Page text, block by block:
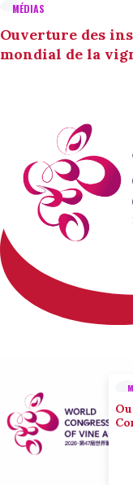
MÉDIAS
Ouverture des
mondial de la